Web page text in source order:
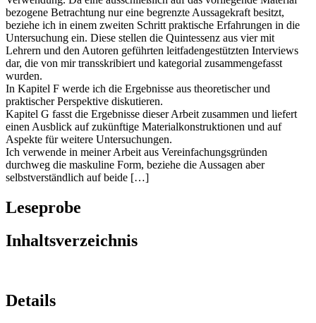
bezogene Betrachtung nur eine begrenzte Aussagekraft besitzt,
beziehe ich in einem zweiten Schritt praktische Erfahrungen in die
Untersuchung ein. Diese stellen die Quintessenz aus vier mit
Lehrern und den Autoren geführten leitfadengestützten Interviews
dar, die von mir transskribiert und kategorial zusammengefasst
wurden.
In Kapitel F werde ich die Ergebnisse aus theoretischer und
praktischer Perspektive diskutieren.
Kapitel G fasst die Ergebnisse dieser Arbeit zusammen und liefert
einen Ausblick auf zukünftige Materialkonstruktionen und auf
Aspekte für weitere Untersuchungen.
Ich verwende in meiner Arbeit aus Vereinfachungsgründen
durchweg die maskuline Form, beziehe die Aussagen aber
selbstverständlich auf beide […]
Leseprobe
Inhaltsverzeichnis
Details